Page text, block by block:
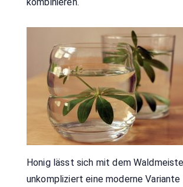
Honig lässt sich mit dem
unkompliziert eine moderne Variante